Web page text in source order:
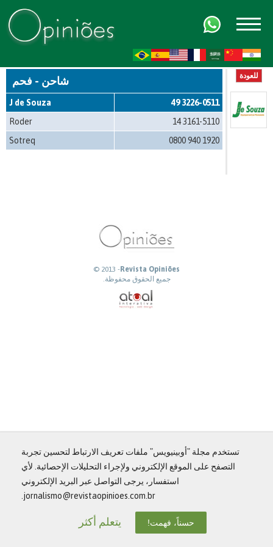
شاحن - فحم
J de Souza
49 3226-0511
Roder
14 3161-5110
Sotreq
0800 940 1920
للعودة
© 2013 -Revista Opiniões
جميع الحقوق محفوظة.
تستخدم مجلة "أوبينيويس" ملفات تعريف الارتباط لتحسين تجربة
التصفح على الموقع الإلكتروني ولإجراء التحليلات الإحصائية. لأي
استفسار، يرجى التواصل عبر البريد الإلكتروني
jornalismo@revistaopinioes.com.br.
يتعلم أكثر حسناً، فهمت!